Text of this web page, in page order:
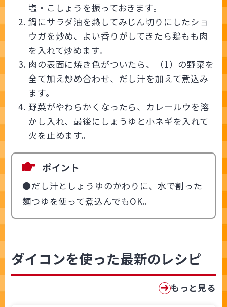
塩・こしょうを振っておきます。
鍋にサラダ油を熱してみじん切りにしたショ
ウガを炒め、よい香りがしてきたら鶏もも肉
を入れて炒めます。
肉の表面に焼き色がついたら、（1）の野菜を
全て加え炒め合わせ、だし汁を加えて煮込み
ます。
野菜がやわらかくなったら、カレールウを溶
かし入れ、最後にしょうゆと小ネギを入れて
火を止めます。
ポイント
●だし汁としょうゆのかわりに、水で割った
麺つゆを使って煮込んでもOK。
ダイコンを使った最新のレシピ
もっと見る